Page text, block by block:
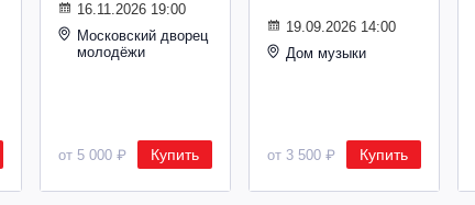
16.11.2026 19:00
Московский дворец
молодёжи
от 5 000 ₽ Купить
19.09.2026 14:00
Дом музыки
от 3 500 ₽ Купить